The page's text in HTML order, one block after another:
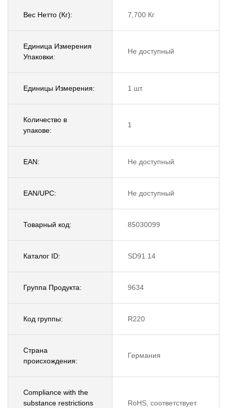
Вес Нетто (Кг): 7,700 Кг
Единица Измерения
Упаковки:
Не доступный
Единицы Измерения: 1 шт.
Количество в
упакове:
1
EAN: Не доступный
EAN/UPC: Не доступный
Товарный код: 85030099
Каталог ID: SD91.14
Группа Продукта: 9634
Код группы: R220
Страна
происхождения:
Германия
Compliance with the
substance restrictions
RoHS, соответствует